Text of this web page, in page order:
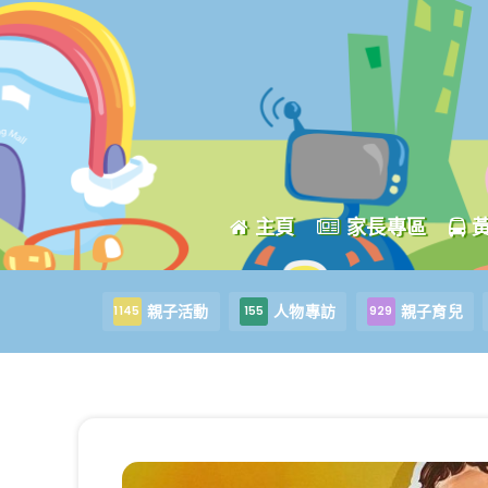
主頁 家長專區
1145 親子活動 155 人物專訪 929 親子育兒